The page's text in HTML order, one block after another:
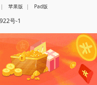
| 苹果版 | Pad版
号-1